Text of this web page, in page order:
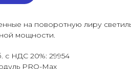
на поворотную лиру
мощности.
с НДС 20%: 29954
PRO-Max